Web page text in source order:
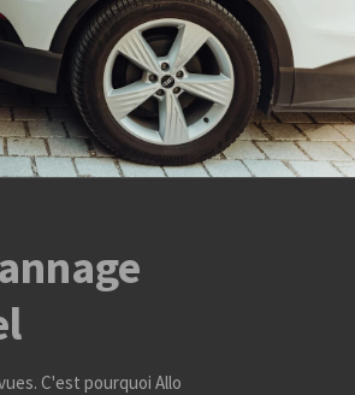
C'est pourquoi Allo